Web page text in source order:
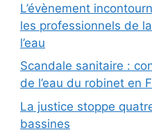
L’évènement
les professionnels de
l’eau
Scandale sanitaire :
de l’eau du robinet en
La justice stoppe
bassines